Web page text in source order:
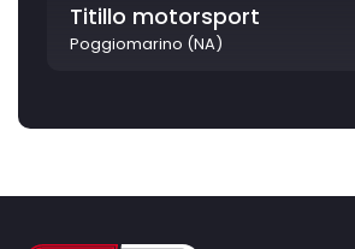
Titillo motorsport
Poggiomarino (NA)